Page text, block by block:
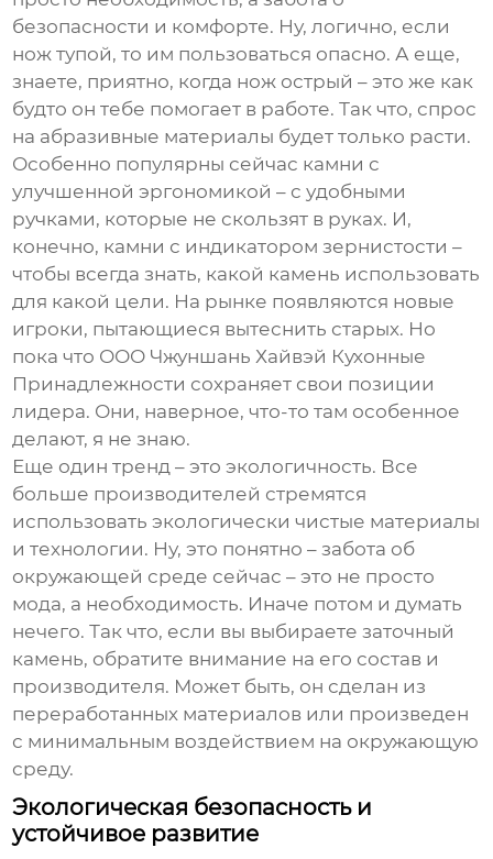
безопасности и комфорте. Ну, логично, если
нож тупой, то им пользоваться опасно. А еще,
знаете, приятно, когда нож острый – это же как
будто он тебе помогает в работе. Так что, спрос
на абразивные материалы будет только расти.
Особенно популярны сейчас камни с
улучшенной эргономикой – с удобными
ручками, которые не скользят в руках. И,
конечно, камни с индикатором зернистости –
чтобы всегда знать, какой камень использовать
для какой цели. На рынке появляются новые
игроки, пытающиеся вытеснить старых. Но
пока что ООО Чжуншань Хайвэй Кухонные
Принадлежности сохраняет свои позиции
лидера. Они, наверное, что-то там особенное
делают, я не знаю.
Еще один тренд – это экологичность. Все
больше производителей стремятся
использовать экологически чистые материалы
и технологии. Ну, это понятно – забота об
окружающей среде сейчас – это не просто
мода, а необходимость. Иначе потом и думать
нечего. Так что, если вы выбираете заточный
камень, обратите внимание на его состав и
производителя. Может быть, он сделан из
переработанных материалов или произведен
с минимальным воздействием на окружающую
среду.
Экологическая безопасность и
устойчивое развитие